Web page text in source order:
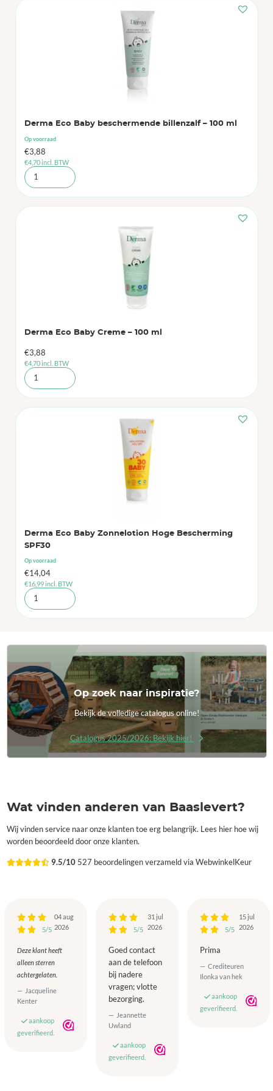
Derma Eco Baby beschermende billenzalf – 100 ml
Op voorraad
€3,88
€4,70incl. BTW
Derma Eco Baby Creme – 100 ml
€3,88
€4,70incl. BTW
Derma Eco Baby Zonnelotion Hoge Bescherming
SPF30
Op voorraad
€14,04
€16,99incl. BTW
Op zoek naar inspiratie?
Bekijk de volledige catalogus online!
Catalogus 2025/2026: Bekijk hier!
Wat vinden anderen van Baaslevert?
Wij vinden service naar onze klanten toe erg belangrijk. Lees hier hoe wij
worden beoordeeld door onze klanten.
9.5/10 527 beoordelingen verzameld via WebwinkelKeur
5/5
04 aug
2026
Deze klant heeft
alleen sterren
achtergelaten.
Jacqueline
Kenter
aankoop
geverifieerd.
5/5
31 jul
2026
Goed contact
aan de telefoon
bij nadere
vragen; vlotte
bezorging.
Jeannette
Uwland
aankoop
geverifieerd.
5/5
15 jul
2026
Prima
Crediteuren
Ilonka van hek
aankoop
geverifieerd.